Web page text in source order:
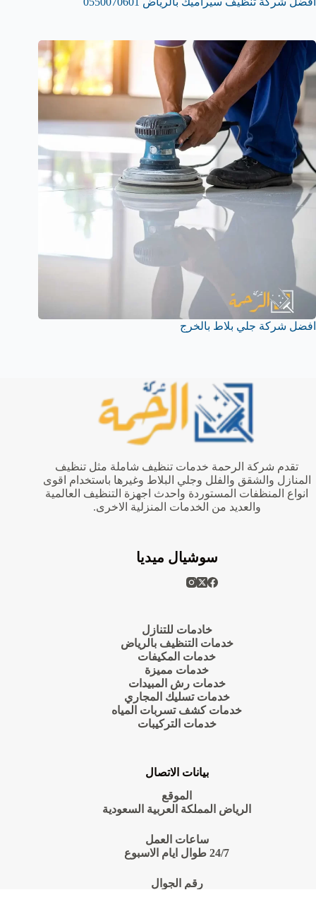
افضل شركة جلي بلاط بالخرج
تقدم شركة الرحمة خدمات تنظيف شاملة مثل تنظيف
المنازل والشقق والفلل وجلي البلاط وغيرها باستخدام اقوى
انواع المنظفات المستوردة واحدث اجهزة التنظيف العالمية
والعديد من الخدمات المنزلية الاخرى.
سوشيال ميديا
خادمات للتنازل
خدمات التنظيف بالرياض
خدمات المكيفات
خدمات مميزة
خدمات رش المبيدات
خدمات تسليك المجاري
خدمات كشف تسربات المياه
خدمات التركيبات
بيانات الاتصال
الموقع
الرياض المملكة العربية السعودية
ساعات العمل
24/7 طوال ايام الاسبوع
رقم الجوال